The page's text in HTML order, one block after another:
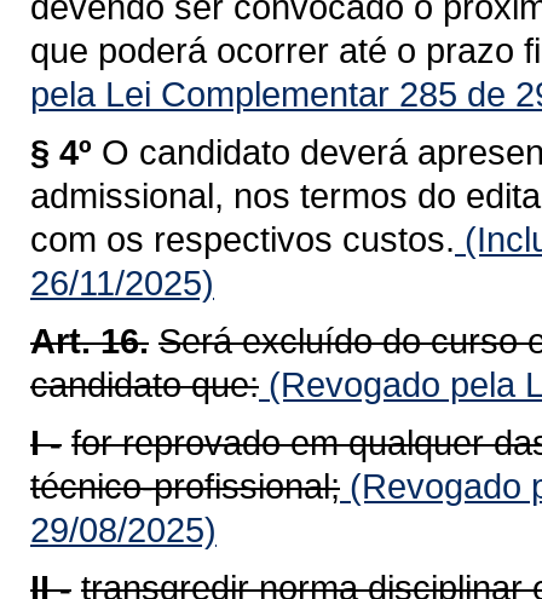
que poderá ocorrer até o prazo
pela Lei Complementar 285 de
§ 4º O candidato deverá
admissional, nos termos do
com os respectivos custos.
26/11/2025)
Art. 16. Será excluído do curso
candidato que: (Revogado pela
I - for reprovado em qualquer
técnico-profissional; (Revogado
29/08/2025)
II - transgredir norma